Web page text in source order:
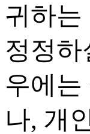
귀하는
정정하
우에는
나, 개